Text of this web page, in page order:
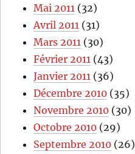
Mai 2011 (32)
Avril 2011 (31)
Mars 2011 (30)
Février 2011 (43)
Janvier 2011 (36)
Décembre 2010 (35)
Novembre 2010 (30)
Octobre 2010 (29)
Septembre 2010 (26)